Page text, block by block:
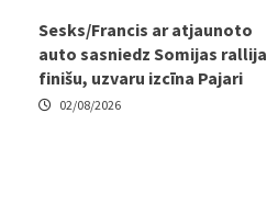
Sesks/Francis ar atjaunoto
auto sasniedz Somijas rallija
finišu, uzvaru izcīna Pajari
02/08/2026